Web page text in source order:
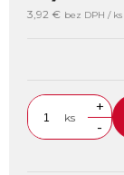
3,92 € bez DPH / ks
ks
+
-